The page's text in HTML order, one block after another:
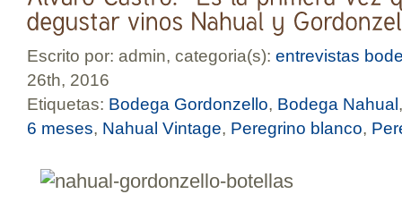
Escrito por: admin, categoria(s): entrevistas
26th, 2016
Etiquetas: Bodega Gordonzello, Bodega Nahual
6 meses, Nahual Vintage, Peregrino blanco,